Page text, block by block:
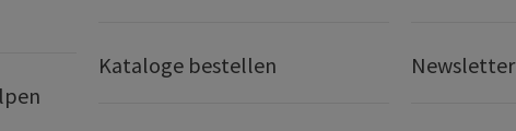
Kataloge bestellen Newsletter